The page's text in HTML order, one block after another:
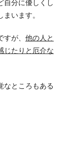
自分に優しくし
います。
が、 他の人と
じたりと厄介な
なところもある